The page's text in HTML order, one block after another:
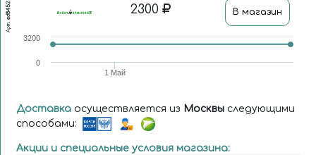
Арт.
ed8452 2300 В магазин
1 Май
0
3200
Доставка осуществляется из Москвы следующими
способами:
Акции и специальные условия магазина: